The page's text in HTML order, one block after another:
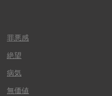
罪悪感
絶望
病気
無価値